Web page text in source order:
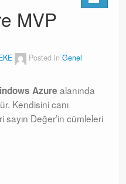
MVP
Posted in Genel
Azure alanında
Kendisini canı
Değer’in cümleleri